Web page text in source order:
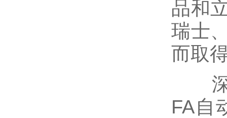
品和
瑞士
而取
深
FA自